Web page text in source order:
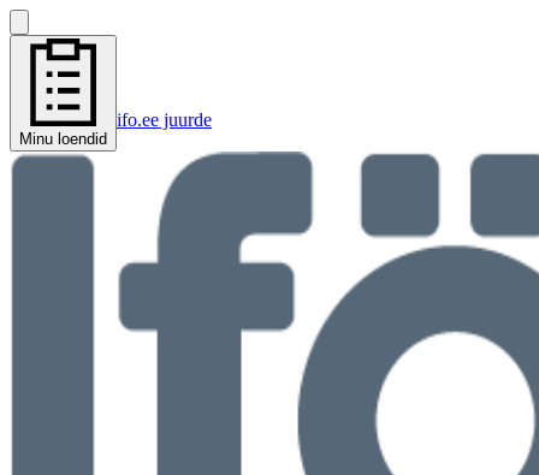
Minu loendid
ifo.ee juurde